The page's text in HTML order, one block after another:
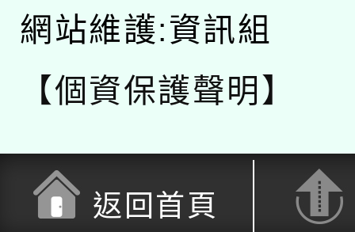
網站維護:資訊組
【個資保護聲明】
返回首頁